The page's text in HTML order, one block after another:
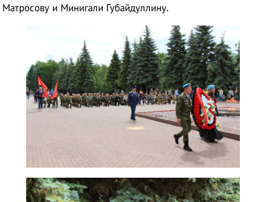
Матросову и Минигали Губайдуллину.